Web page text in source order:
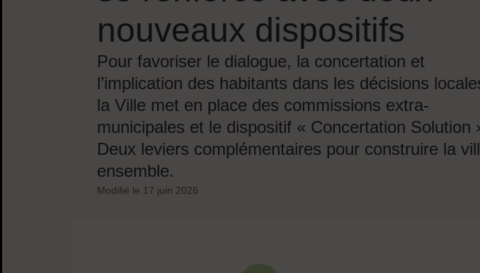
nouveaux dispositifs
Pour favoriser le dialogue, la concertation et
l’implication des habitants dans les décisions
la Ville met en place des commissions extra-
municipales et le dispositif « Concertation Solution
Deux leviers complémentaires pour construire la
ensemble.
Modifié le 17 juin 2026